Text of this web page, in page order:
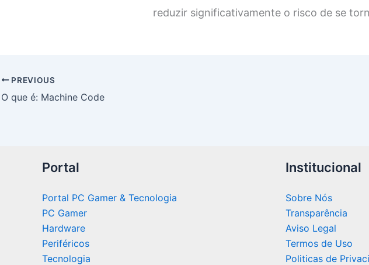
reduzir significativamente o risco de se
PREVIOUS
O que é: Machine Code
Portal
Portal PC Gamer & Tecnologia
PC Gamer
Hardware
Periféricos
Tecnologia
Institucional
Sobre Nós
Transparência
Aviso Legal
Termos de Uso
Politicas de